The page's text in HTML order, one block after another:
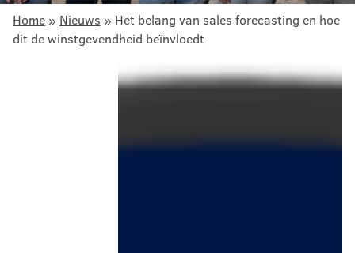
Home » Nieuws » Het belang van sales forecasting en hoe
dit de winstgevendheid beïnvloedt